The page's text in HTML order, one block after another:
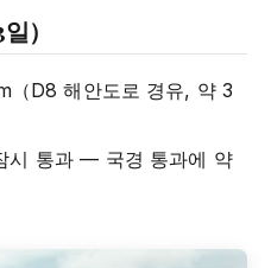
）
（D8 해안도로 경유, 약 3
시 통과 — 국경 통과에 약